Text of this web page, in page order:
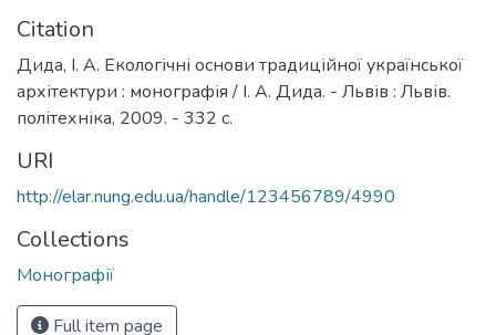
Citation
Дида, І. А. Екологічні основи традиційної української
архітектури : монографія / І. А. Дида. - Львів : Львів.
політехніка, 2009. - 332 с.
URI
http://elar.nung.edu.ua/handle/123456789/4990
Collections
Монографії
Full item page